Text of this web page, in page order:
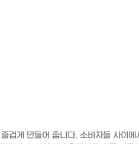
겁게 만들어 줍니다. 소비자들 사이